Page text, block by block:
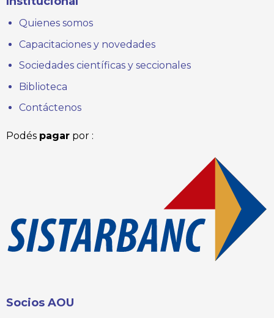
Quienes somos
Capacitaciones y novedades
Sociedades científicas y seccionales
Biblioteca
Contáctenos
Podés pagarpor :
Socios AOU